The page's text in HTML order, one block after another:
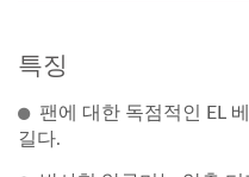
특징
팬에 대한 독점적인 EL
길다.